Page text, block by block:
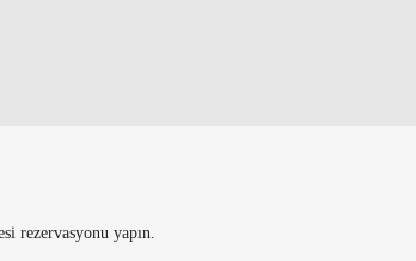
rezervasyonu yapın.